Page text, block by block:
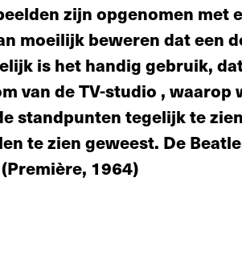
zijn opgenomen met
moeilijk beweren dat een
is het handig gebruik,
van de TV­-studio , waarop
standpunten tegelijk te
te zien geweest. De
1964)